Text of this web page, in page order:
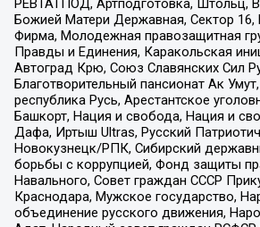
РЕВТАТПОД, Артподготовка, Штольц,
Божией Матери Державная, Сектор 16,
Фирма, Молодежная правозащитная
Правды и Единения, Каракольская
Автоград Крю, Союз Славянских Сил
Благотворительный пансионат Ак
республика Русь, Арестантское
Башкорт, Нация и свобода, Нация и
Дафа, Иртыш Ultras, Русский
Новокузнецк/РПК, Сибирский
борьбы с коррупцией, Фонд защиты
Навального, Совет граждан СССР
Краснодара, Мужское государство,
объединение русского движения,